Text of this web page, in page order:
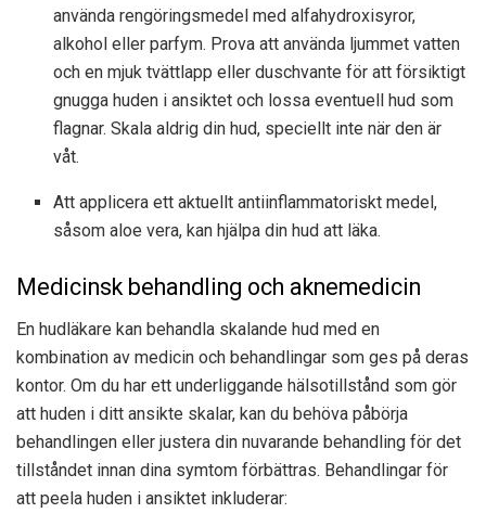
använda rengöringsmedel med alfahydroxisyror,
alkohol eller parfym. Prova att använda ljummet vatten
och en mjuk tvättlapp eller duschvante för att försiktigt
gnugga huden i ansiktet och lossa eventuell hud som
flagnar. Skala aldrig din hud, speciellt inte när den är
våt.
Att applicera ett aktuellt antiinflammatoriskt medel,
såsom aloe vera, kan hjälpa din hud att läka.
Medicinsk behandling och aknemedicin
En hudläkare kan behandla skalande hud med en
kombination av medicin och behandlingar som ges på deras
kontor. Om du har ett underliggande hälsotillstånd som gör
att huden i ditt ansikte skalar, kan du behöva påbörja
behandlingen eller justera din nuvarande behandling för det
tillståndet innan dina symtom förbättras. Behandlingar för
att peela huden i ansiktet inkluderar: